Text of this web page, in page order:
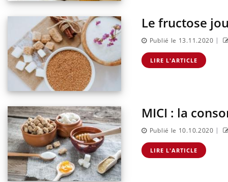
Le fructose
Publié le 13.11.2020 |
LIRE L'ARTICLE
MICI : la
Publié le 10.10.2020 |
LIRE L'ARTICLE